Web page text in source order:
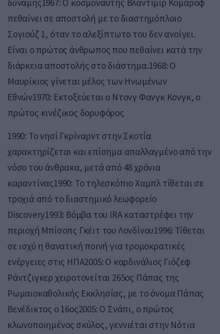
δύναμης1967: Ο κοσμοναύτης Βλαντιμίρ Κομάροφ
πεθαίνει σε αποστολή με το διαστημόπλοιο
Σογιούζ 1, όταν το αλεξίπτωτο του δεν ανοίγει.
Είναι ο πρώτος άνθρωπος που πεθαίνει κατά την
διάρκεια αποστολής στο διάστημα.1968: Ο
Μαυρίκιος γίνεται μέλος των Ηνωμένων
Εθνών1970: Εκτοξεύεται ο Ντονγ Φανγκ Κονγκ, ο
πρώτος κινέζικος δορυφόρος
1990: Το νησί Γκρίναρντ στην Σκοτία
χαρακτηρίζεται και επίσημα απαλλαγμένο από την
νόσο του άνθρακα, μετά από 48 χρόνια
καραντίνας1990: Το τηλεσκόπιο Χαμπλ τίθεται σε
τροχιά από το διαστημικό λεωφορείο
Discovery1993: Βόμβα του IRA καταστρέφει την
περιοχή Μπίσοπς Γκέιτ του Λονδίνου1996: Τίθεται
σε ισχύ η θανατική ποινή για τρομοκρατικές
ενέργειες στις ΗΠΑ2005: Ο καρδινάλιος Γιόζεφ
Ράντζιγκερ χειροτονείται 265ος Πάπας της
Ρωμαιοκαθολικής Εκκλησίας, με το όνομα Πάπας
Βενέδικτος ο 16ος2005: Ο Σνάπι, ο πρώτος
κλωνοποιημένος σκύλος, γεννιέται στην Νότια